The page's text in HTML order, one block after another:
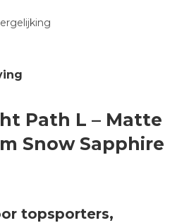
Path L – Matte
Snow Sapphire
topsporters,